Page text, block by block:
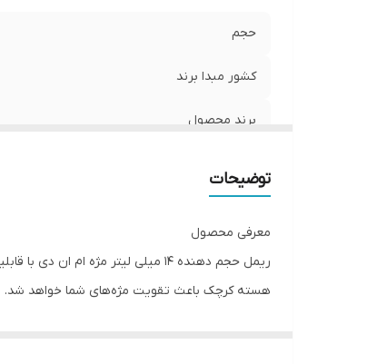
حجم
کشور مبدا برند
برند محصول
توضیحات
معرفی محصول
ریمل حجم دهنده 14 میلی لیتر
هسته کرچک باعث تقویت مژه‌های شما خواهد شد.